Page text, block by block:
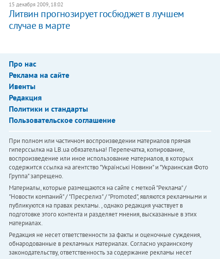
15 декабря 2009, 18:02
Литвин прогнозирует госбюджет в лучшем
случае в марте
Про нас
Реклама на сайте
Ивенты
Редакция
Политики и стандарты
Пользовательское соглашение
При полном или частичном воспроизведении материалов прямая
гиперссылка на LB.ua обязательна! Перепечатка, копирование,
воспроизведение или иное использование материалов, в которых
содержится ссылка на агентство "Українськi Новини" и "Украинская Фото
Группа" запрещено.
Материалы, которые размещаются на сайте с меткой "Реклама" /
"Новости компаний" / "Пресрелиз" / "Promoted", являются рекламными и
публикуются на правах рекламы. , однако редакция участвует в
подготовке этого контента и разделяет мнения, высказанные в этих
материалах.
Редакция не несет ответственности за факты и оценочные суждения,
обнародованные в рекламных материалах. Согласно украинскому
законодательству, ответственность за содержание рекламы несет